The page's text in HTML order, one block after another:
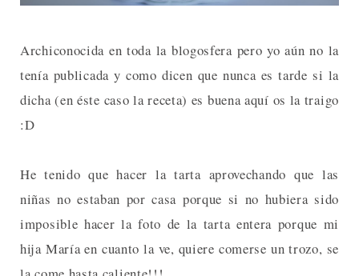
Archiconocida en toda la blogosfera pero yo aún no la
tenía publicada y como dicen que nunca es tarde si la
dicha (en éste caso la receta) es buena aquí os la traigo
:D
He tenido que hacer la tarta aprovechando que las
niñas no estaban por casa porque si no hubiera sido
imposible hacer la foto de la tarta entera porque mi
hija María en cuanto la ve, quiere comerse un trozo, se